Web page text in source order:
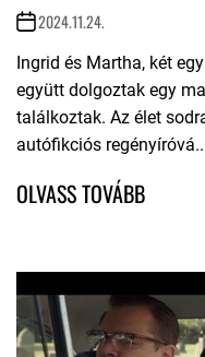
2024.11.24.
Ingrid és Martha, két
együtt dolgoztak egy
találkoztak. Az élet
autófikciós